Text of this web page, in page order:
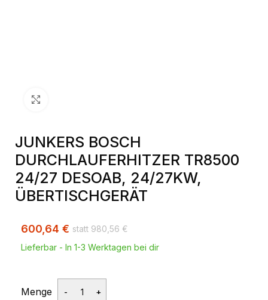
JUNKERS BOSCH
DURCHLAUFERHITZER TR8500
24/27 DESOAB, 24/27KW,
ÜBERTISCHGERÄT
980,56 €
600,64 €
Lieferbar - In 1-3 Werktagen bei dir
Menge